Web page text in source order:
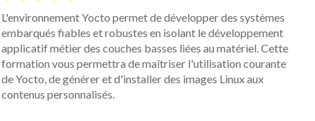
L'environnement Yocto permet de développer des systèmes
embarqués fiables et robustes en isolant le développement
applicatif métier des couches basses liées au matériel. Cette
formation vous permettra de maîtriser l'utilisation courante
de Yocto, de générer et d'installer des images Linux aux
contenus personnalisés.